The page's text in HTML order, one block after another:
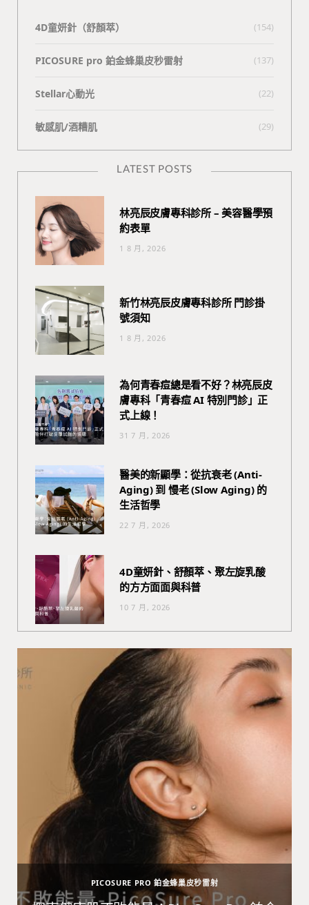
4D童妍針（舒顏萃） (154)
PICOSURE pro 鉑金蜂巢皮秒雷射 (137)
Stellar心動光 (22)
敏感肌/酒糟肌 (29)
LATEST POSTS
林亮辰皮膚專科診所 – 美容醫學預
約表單
1 8 月, 2026
新竹林亮辰皮膚專科診所 門診掛
號須知
1 8 月, 2026
為何青春痘總是看不好？林亮辰皮
膚專科「青春痘 AI 特別門診」正
式上線！
31 7 月, 2026
醫美的新顯學：從抗衰老 (Anti-
Aging) 到 慢老 (Slow Aging) 的
生活哲學
22 7 月, 2026
4D童妍針、舒顏萃、聚左旋乳酸
的方方面面與科普
10 7 月, 2026
PICOSURE PRO 鉑金蜂巢皮秒雷射